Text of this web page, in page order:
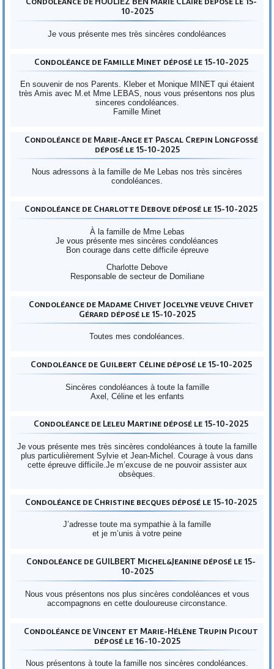
10-2025
Je vous présente mes très sincères condoléances
Condoléance de Famille Minet déposé le 15-10-2025
En souvenir de nos Parents. Kleber et Monique MINET qui étaient
très Amis avec M.et Mme LEBAS, nous vous présentons nos plus
sinceres condoléances.
Famille Minet
Condoléance de Marie-Ange et Pascal Crepin Longfossé
déposé le 15-10-2025
Nous adressons à la famille de Me Lebas nos très sincères
condoléances.
Condoléance de Charlotte Debove déposé le 15-10-2025
À la famille de Mme Lebas
Je vous présente mes sincères condoléances
Bon courage dans cette difficile épreuve
Charlotte Debove
Responsable de secteur de Domiliane
Condoléance de Madame Chivet Jocelyne veuve Chivet
Gérard déposé le 15-10-2025
Toutes mes condoléances.
Condoléance de Guilbert Céline déposé le 15-10-2025
Sincères condoléances à toute la famille
Axel, Céline et les enfants
Condoléance de Leleu Martine déposé le 15-10-2025
Je vous présente mes très sincères condoléances à toute la famille
plus particulièrement Sylvie et Jean-Michel. Courage à vous dans
cette épreuve difficile.Je m’excuse de ne pouvoir assister aux
obsèques.
Condoléance de Christine becques déposé le 15-10-2025
J’adresse toute ma sympathie à la famille
et je m’unis à votre peine
Condoléance de GUILBERT Michel&Jeanine déposé le 15-
10-2025
Nous vous présentons nos plus sincères condoléances et vous
accompagnons en cette douloureuse circonstance.
Condoléance de Vincent et Marie-Hélène Trupin Picout
déposé le 16-10-2025
Nous présentons à toute la famille nos sincères condoléances.